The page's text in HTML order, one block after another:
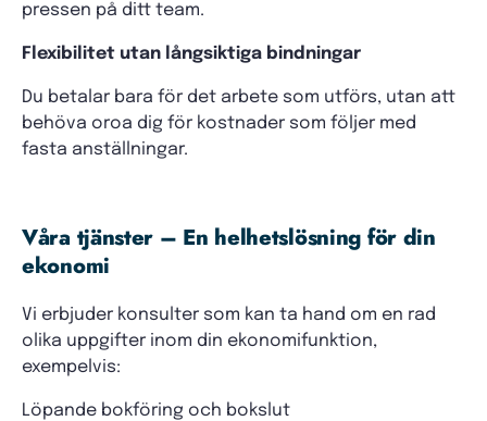
pressen på ditt team.
Flexibilitet utan långsiktiga bindningar
Du betalar bara för det arbete som utförs, utan att
behöva oroa dig för kostnader som följer med
fasta anställningar.
Våra tjänster – En helhetslösning för din
ekonomi
Vi erbjuder konsulter som kan ta hand om en rad
olika uppgifter inom din ekonomifunktion,
exempelvis:
Löpande bokföring och bokslut